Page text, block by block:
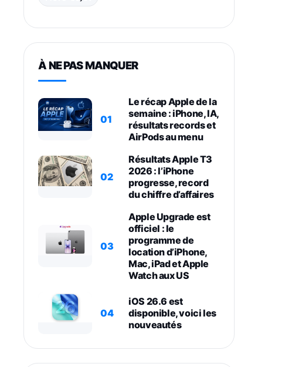
À NE PAS MANQUER
01
Le récap Apple de la
semaine : iPhone, IA,
résultats records et
AirPods au menu
02
Résultats Apple T3
2026 : l’iPhone
progresse, record
du chiffre d’affaires
03
Apple Upgrade est
officiel : le
programme de
location d’iPhone,
Mac, iPad et Apple
Watch aux US
04
iOS 26.6 est
disponible, voici les
nouveautés